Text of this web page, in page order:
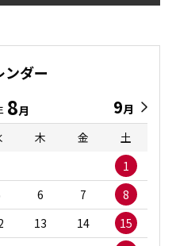
ンダー
8月 9月
木 金
土
1
6 7
8
13 14
15